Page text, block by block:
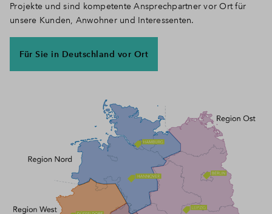
Projekte und sind kompetente Ansprechpartner vor Ort für
unsere Kunden, Anwohner und Interessenten.
Für Sie in Deutschland vor Ort